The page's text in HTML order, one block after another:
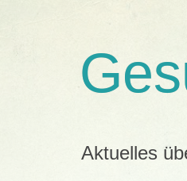
Aktuelles